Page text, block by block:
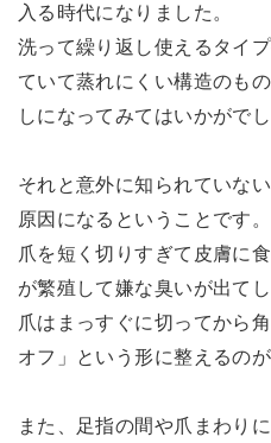
入る時代になりました。
洗って繰り返し使えるタイ
ていて蒸れにくい構造のも
しになってみてはいかがでし
それと意外に知られていな
原因になるということです。
爪を短く切りすぎて皮膚に
が繁殖して嫌な臭いが出てし
爪はまっすぐに切ってから
オフ」という形に整えるの
また、足指の間や爪まわり